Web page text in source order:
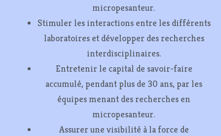
micropesanteur.
Stimuler les interactions entre les différents
laboratoires et développer des recherches
interdisciplinaires.
Entretenir le capital de savoir-faire
accumulé, pendant plus de 30 ans, par les
équipes menant des recherches en
micropesanteur.
Assurer une visibilité à la force de